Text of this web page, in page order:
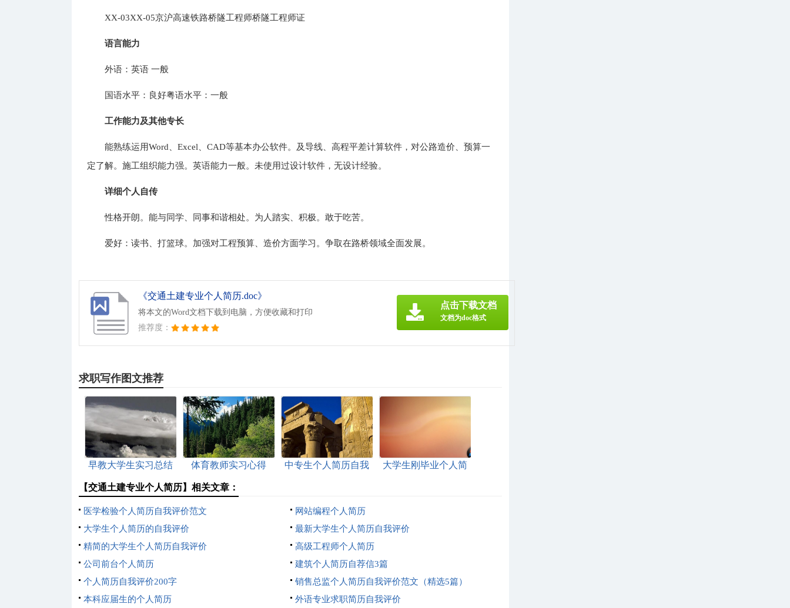
XX-03XX-05京沪高速铁路桥隧工程师桥隧工程师证
语言能力
外语：英语 一般
国语水平：良好粤语水平：一般
工作能力及其他专长
能熟练运用Word、Excel、CAD等基本办公软件。及导线、高程平差计算软件，对公路造价、预算一
定了解。施工组织能力强。英语能力一般。未使用过设计软件，无设计经验。
详细个人自传
性格开朗。能与同学、同事和谐相处。为人踏实、积极。敢于吃苦。
爱好：读书、打篮球。加强对工程预算、造价方面学习。争取在路桥领域全面发展。
《交通土建专业个人简历.doc》
将本文的Word文档下载到电脑，方便收藏和打印
推荐度：
点击下载文档
文档为doc格式
求职写作图文推荐
早教大学生实习总结 体育教师实习心得
中专生个人简历自我
大学生刚毕业个人简
【交通土建专业个人简历】相关文章：
医学检验个人简历自我评价范文
网站编程个人简历
大学生个人简历的自我评价
最新大学生个人简历自我评价
精简的大学生个人简历自我评价
高级工程师个人简历
公司前台个人简历
建筑个人简历自荐信3篇
个人简历自我评价200字
销售总监个人简历自我评价范文（精选5篇）
本科应届生的个人简历
外语专业求职简历自我评价